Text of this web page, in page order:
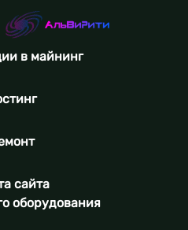
в майнинг
сайта
оборудования